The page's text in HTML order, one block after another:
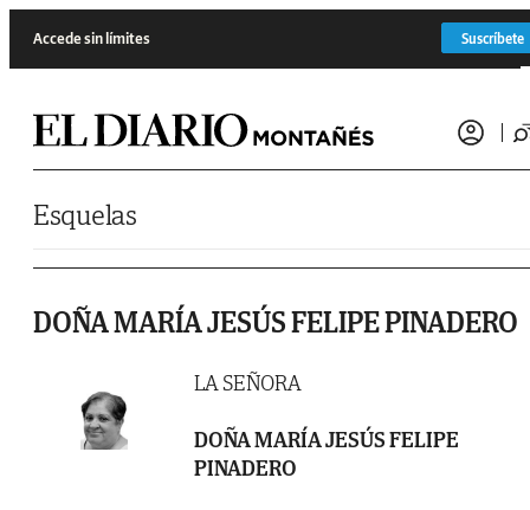
Accede sin límites Suscríbete
Esquelas
DOÑA MARÍA JESÚS FELIPE PINADERO
LA SEÑORA
DOÑA MARÍA JESÚS FELIPE
PINADERO